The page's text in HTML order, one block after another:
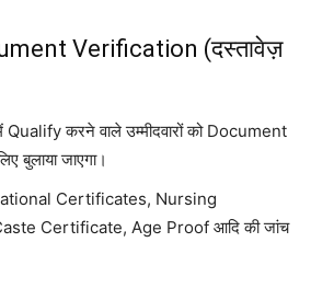
Verification (दस्तावेज़
करने वाले उम्मीदवारों को Document
बुलाया जाएगा।
Certificates, Nursing
Certificate, Age Proof आदि की जांच